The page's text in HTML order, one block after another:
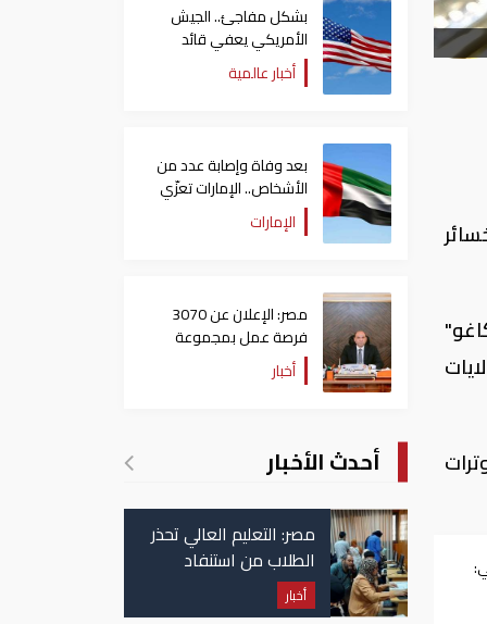
محققاً خسائر
تصاعد التوترات
بشكل مفاجئ.. الجيش
الأمريكي يعفي قائد
الفيلق الخامس من منصبه
أخبار عالمية
بعد وفاة وإصابة عدد من
الأشخاص.. الإمارات تعزّي
أنغولاالإمارات
مصر: الإعلان عن 3070
فرصة عمل بمجموعة
طلعت مصطفى
أخبار
أحدث الأخبار
مصر: التعليم العالي تحذر
الطلاب من استنفاد
الرغبات قبل غلق
التسجيل
أخبار